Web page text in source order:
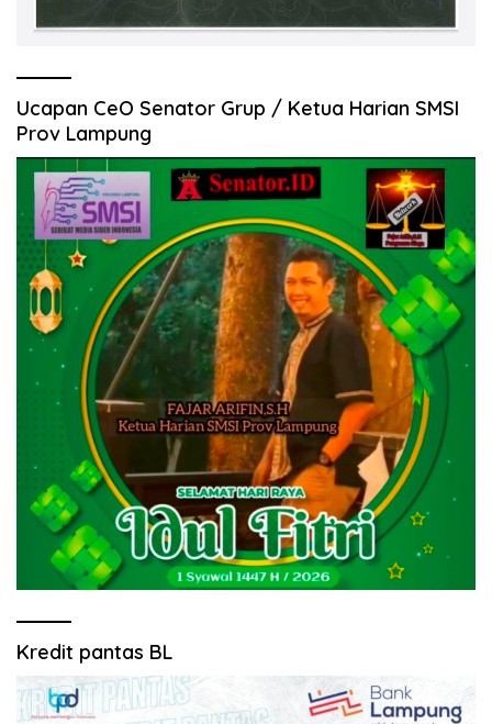
Ucapan CeO Senator Grup / Ketua Harian SMSI
Prov Lampung
Kredit pantas BL